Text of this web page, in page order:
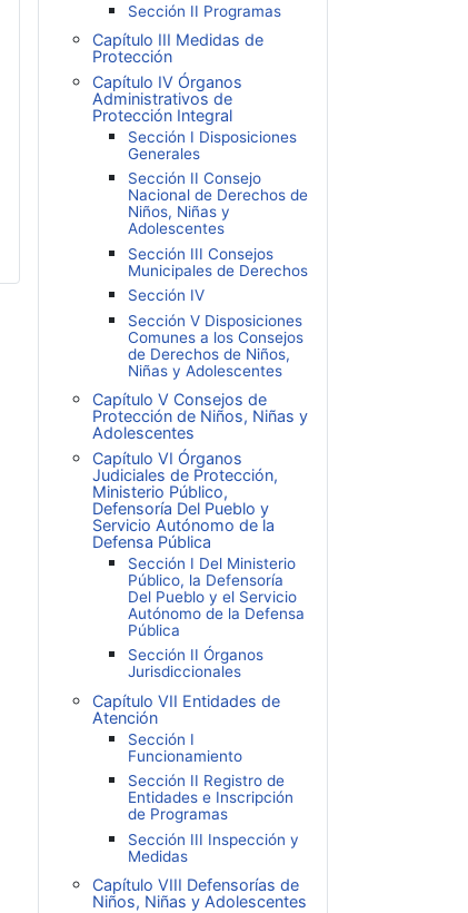
Sección II Programas
Capítulo III Medidas de
Protección
Capítulo IV Órganos
Administrativos de
Protección Integral
Sección I Disposiciones
Generales
Sección II Consejo
Nacional de Derechos de
Niños, Niñas y
Adolescentes
Sección III Consejos
Municipales de Derechos
Sección IV
Sección V Disposiciones
Comunes a los Consejos
de Derechos de Niños,
Niñas y Adolescentes
Capítulo V Consejos de
Protección de Niños, Niñas y
Adolescentes
Capítulo VI Órganos
Judiciales de Protección,
Ministerio Público,
Defensoría Del Pueblo y
Servicio Autónomo de la
Defensa Pública
Sección I Del Ministerio
Público, la Defensoría
Del Pueblo y el Servicio
Autónomo de la Defensa
Pública
Sección II Órganos
Jurisdiccionales
Capítulo VII Entidades de
Atención
Sección I
Funcionamiento
Sección II Registro de
Entidades e Inscripción
de Programas
Sección III Inspección y
Medidas
Capítulo VIII Defensorías de
Niños, Niñas y Adolescentes